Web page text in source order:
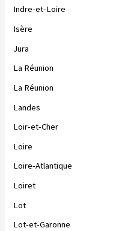
Indre-et-Loire
Isère
Jura
La Réunion
La Réunion
Landes
Loir-et-Cher
Loire
Loire-Atlantique
Loiret
Lot
Lot-et-Garonne